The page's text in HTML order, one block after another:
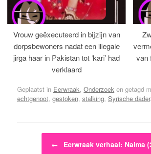
Vrouw geëxecuteerd in bijzijn van
dorpsbewoners nadat een illegale
jirga haar in Pakistan tot ‘kari’ had
verklaard
van
Geplaatst in Eerwraak, Onderzoek en getagd
echtgenoot, gestoken, stalking, Syrische dader.
Bericht navigatie
← Eerwraak verhaal: Naima